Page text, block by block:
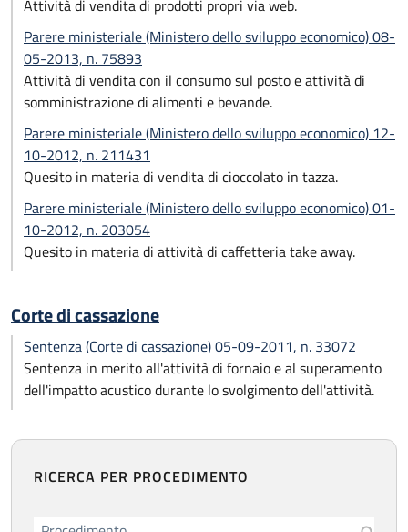
Attività di vendita di prodotti propri via web.
Parere ministeriale (Ministero dello sviluppo economico) 08-
05-2013, n. 75893
Attività di vendita con il consumo sul posto e attività di
somministrazione di alimenti e bevande.
Parere ministeriale (Ministero dello sviluppo economico) 12-
10-2012, n. 211431
Quesito in materia di vendita di cioccolato in tazza.
Parere ministeriale (Ministero dello sviluppo economico) 01-
10-2012, n. 203054
Quesito in materia di attività di caffetteria take away.
Corte di cassazione
Sentenza (Corte di cassazione) 05-09-2011, n. 33072
Sentenza in merito all'attività di fornaio e al superamento
dell'impatto acustico durante lo svolgimento dell'attività.
RICERCA PER PROCEDIMENTO